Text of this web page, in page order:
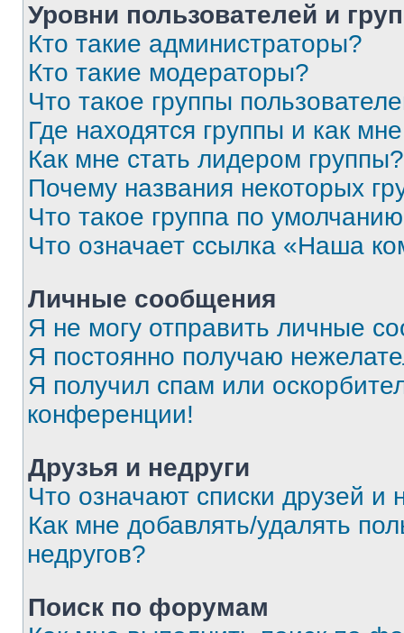
Уровни пользователей и
Кто такие администраторы?
Кто такие модераторы?
Что такое группы
Где находятся группы и как
Как мне стать лидером группы?
Почему названия некоторых
Что такое группа по
Что означает ссылка «Наша
Личные сообщения
Я не могу отправить личные
Я постоянно получаю
Я получил спам или
конференции!
Друзья и недруги
Что означают списки друзей и
Как мне добавлять/удалять
недругов?
Поиск по форумам